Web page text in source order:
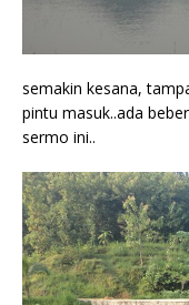
semakin kesana,
pintu masuk..ada
sermo ini..